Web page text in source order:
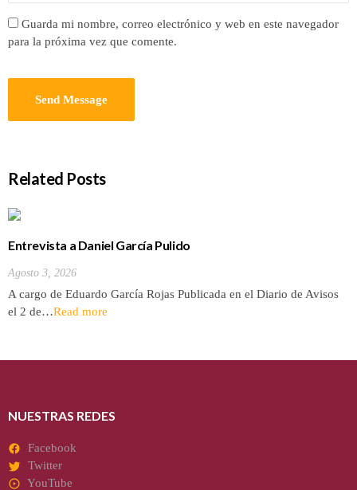
Guarda mi nombre, correo electrónico y web en este navegador
para la próxima vez que comente.
Related Posts
Entrevista a Daniel García Pulido
Agosto 3, 2026
A cargo de Eduardo García Rojas Publicada en el Diario de Avisos
el 2 de…Read more
NUESTRAS REDES
Facebook
Twitter
YouTube